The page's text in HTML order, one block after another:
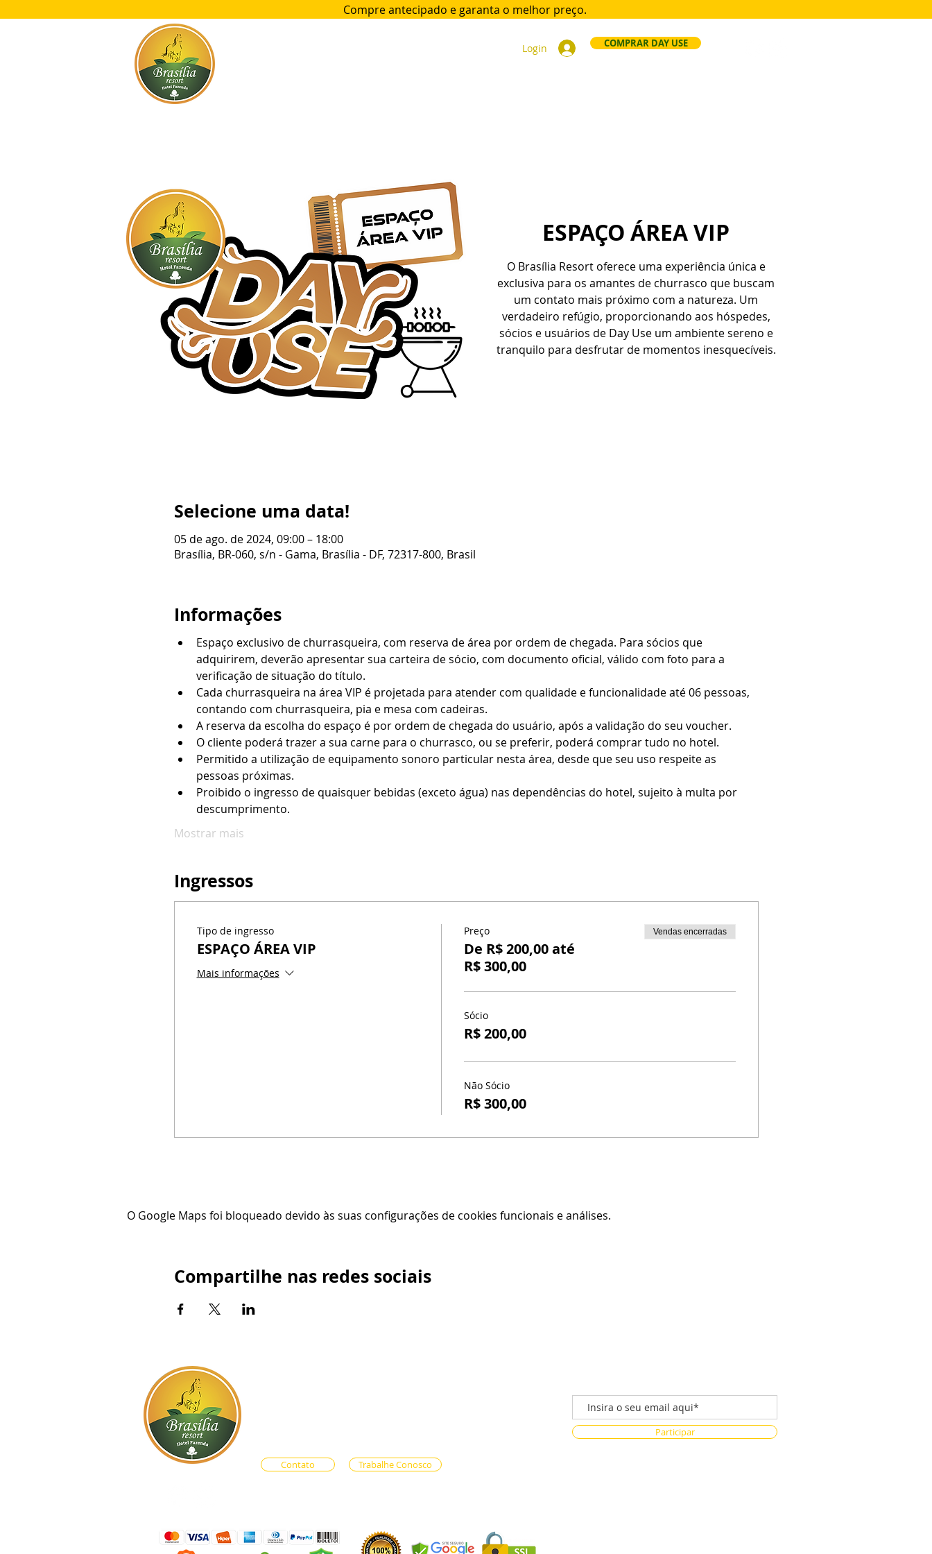
Compre antecipado e garanta o melhor preço.
Login COMPRAR DAY USE
ESPAÇO ÁREA VIP
O Brasília Resort oferece uma experiência única e
exclusiva para os amantes de churrasco que buscam
um contato mais próximo com a natureza. Um
verdadeiro refúgio, proporcionando aos hóspedes,
sócios e usuários de Day Use um ambiente sereno e
tranquilo para desfrutar de momentos inesquecíveis.
Selecione uma data!
05 de ago. de 2024, 09:00 – 18:00
Brasília, BR-060, s/n - Gama, Brasília - DF, 72317-800, Brasil
Informações
Espaço exclusivo de churrasqueira, com reserva de área por ordem de chegada. Para sócios que
adquirirem, deverão apresentar sua carteira de sócio, com documento oficial, válido com foto para a
verificação de situação do título.
Cada churrasqueira na área VIP é projetada para atender com qualidade e funcionalidade até 06 pessoas,
contando com churrasqueira, pia e mesa com cadeiras.
A reserva da escolha do espaço é por ordem de chegada do usuário, após a validação do seu voucher.
O cliente poderá trazer a sua carne para o churrasco, ou se preferir, poderá comprar tudo no hotel.
Permitido a utilização de equipamento sonoro particular nesta área, desde que seu uso respeite as
pessoas próximas.
Proibido o ingresso de quaisquer bebidas (exceto água) nas dependências do hotel, sujeito à multa por
descumprimento.
Mostrar mais
Ingressos
Tipo de ingresso
ESPAÇO ÁREA VIP
Mais informações
Preço
De R$ 200,00 até
R$ 300,00
Vendas encerradas
Sócio
R$ 200,00
Não Sócio
R$ 300,00
O Google Maps foi bloqueado devido às suas configurações de cookies funcionais e análises.
Compartilhe nas redes sociais
Participar
Contato Trabalhe Conosco